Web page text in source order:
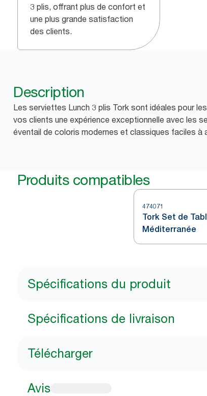
3 plis, offrant plus de confort et
une plus grande satisfaction
des clients.
Description
Les serviettes Lunch 3 plis Tork sont idéales pour
vos clients une expérience exceptionnelle avec les
éventail de coloris modernes et classiques faciles
Produits compatibles
474071
Tork Set de
Méditerranée
Spécifications du produit
Spécifications de livraison
Télécharger
Avis